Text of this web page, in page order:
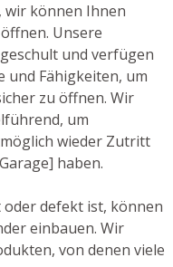
wir können Ihnen
Unsere
und verfügen
und Fähigkeiten, um
zu öffnen. Wir
um
wieder Zutritt
haben.
defekt ist, können
einbauen. Wir
von denen viele